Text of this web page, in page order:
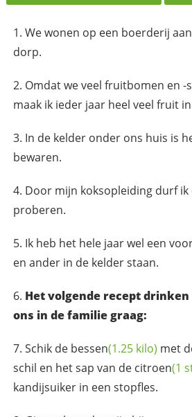
We wonen op een boerderij
dorp.
Omdat we veel fruitbomen en -
maak ik ieder jaar heel veel fruit
In de kelder onder ons huis is
bewaren.
Door mijn koksopleiding durf ik
proberen.
Ik heb het hele jaar wel een
en ander in de kelder staan.
Het volgende recept
ons in de familie graag:
Schik de bessen(1.25 kilo) met
schil en het sap van de citroen(1
kandijsuiker in een stopfles.